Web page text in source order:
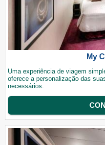
My
Uma experiência de viagem
oferece a personalização das
necessários.